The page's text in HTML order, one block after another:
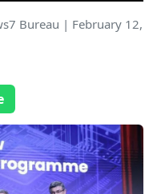
Bureau | February 12,